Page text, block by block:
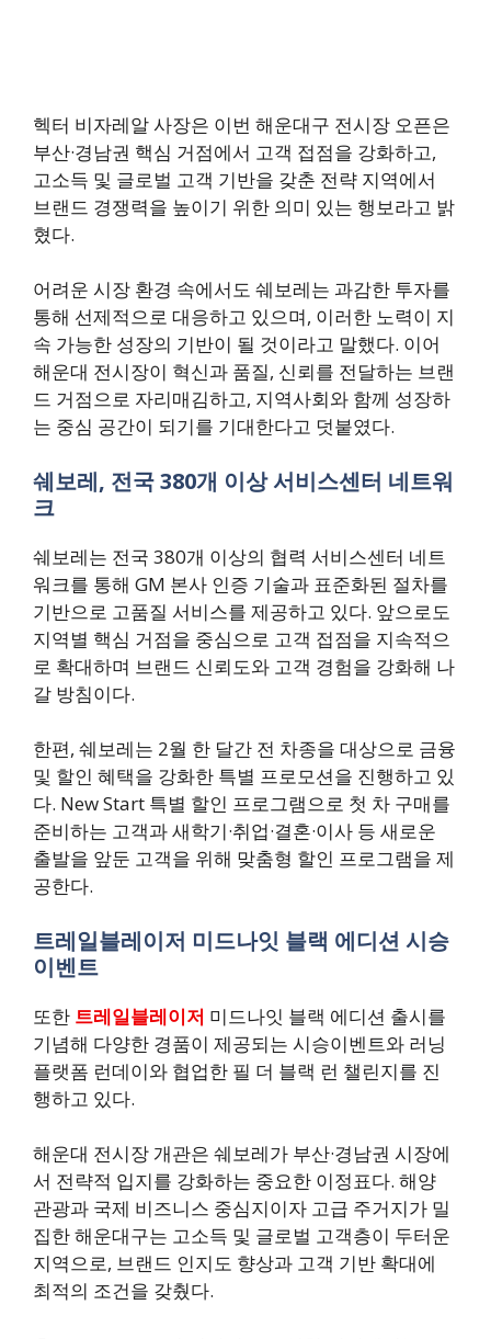
헥터 비자레알 사장은 이번 해운대구 전시장 오픈은
부산·경남권 핵심 거점에서 고객 접점을 강화하고,
고소득 및 글로벌 고객 기반을 갖춘 전략 지역에서
브랜드 경쟁력을 높이기 위한 의미 있는 행보라고 밝
혔다.
어려운 시장 환경 속에서도 쉐보레는 과감한 투자를
통해 선제적으로 대응하고 있으며, 이러한 노력이 지
속 가능한 성장의 기반이 될 것이라고 말했다. 이어
해운대 전시장이 혁신과 품질, 신뢰를 전달하는 브랜
드 거점으로 자리매김하고, 지역사회와 함께 성장하
는 중심 공간이 되기를 기대한다고 덧붙였다.
쉐보레, 전국 380개 이상 서비스센터 네트워
크
쉐보레는 전국 380개 이상의 협력 서비스센터 네트
워크를 통해 GM 본사 인증 기술과 표준화된 절차를
기반으로 고품질 서비스를 제공하고 있다. 앞으로도
지역별 핵심 거점을 중심으로 고객 접점을 지속적으
로 확대하며 브랜드 신뢰도와 고객 경험을 강화해 나
갈 방침이다.
한편, 쉐보레는 2월 한 달간 전 차종을 대상으로 금융
및 할인 혜택을 강화한 특별 프로모션을 진행하고 있
다. New Start 특별 할인 프로그램으로 첫 차 구매를
준비하는 고객과 새학기·취업·결혼·이사 등 새로운
출발을 앞둔 고객을 위해 맞춤형 할인 프로그램을 제
공한다.
트레일블레이저 미드나잇 블랙 에디션 시승
이벤트
또한 트레일블레이저 미드나잇 블랙 에디션 출시를
기념해 다양한 경품이 제공되는 시승이벤트와 러닝
플랫폼 런데이와 협업한 필 더 블랙 런 챌린지를 진
행하고 있다.
해운대 전시장 개관은 쉐보레가 부산·경남권 시장에
서 전략적 입지를 강화하는 중요한 이정표다. 해양
관광과 국제 비즈니스 중심지이자 고급 주거지가 밀
집한 해운대구는 고소득 및 글로벌 고객층이 두터운
지역으로, 브랜드 인지도 향상과 고객 기반 확대에
최적의 조건을 갖췄다.